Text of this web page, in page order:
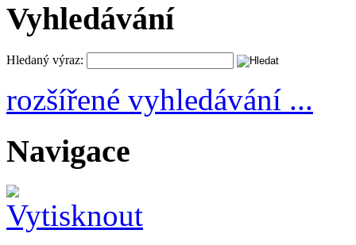
Vyhledávání
Hledaný výraz:
rozšířené vyhledávání ...
Navigace